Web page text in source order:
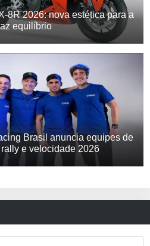
8R 2026: nova estética para a
equilíbrio
Brasil anuncia equipes de
e velocidade 2026